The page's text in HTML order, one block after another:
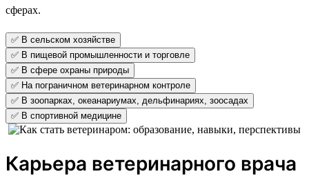
сферах.
✅ В сельском хозяйстве
✅ В пищевой промышленности и торговле
✅ В сфере охраны природы
✅ На пограничном ветеринарном контроле
✅ В зоопарках, океанариумах, дельфинариях, зоосадах
✅ В спортивной медицине
Карьера ветеринарного врача